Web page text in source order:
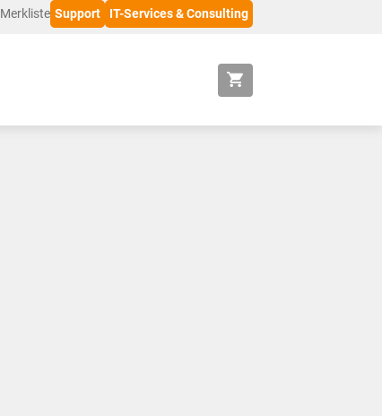
Merkliste Support IT-Services & Consulting